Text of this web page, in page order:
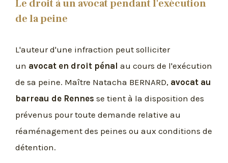
Le droit à un avocat pendant l'exécution
de la peine
L'auteur d'une infraction peut solliciter
un avocat en droit pénal au cours de l'exécution
de sa peine. Maître Natacha BERNARD, avocat au
barreau de Rennes se tient à la disposition des
prévenus pour toute demande relative au
réaménagement des peines ou aux conditions de
détention.